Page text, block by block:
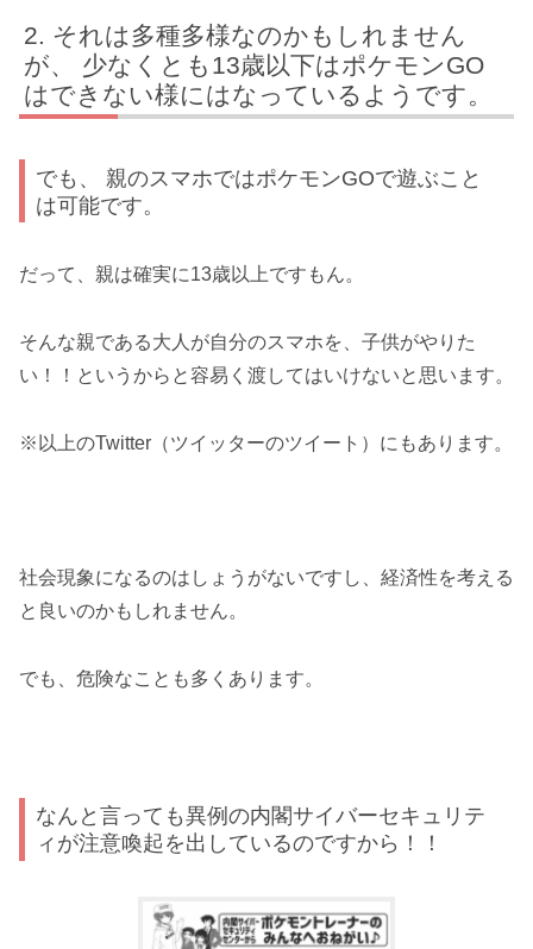
それは多種多様なのかもしれません
が、 少なくとも13歳以下はポケモンGO
はできない様にはなっているようです。
でも、 親のスマホではポケモンGOで遊ぶこと
は可能です。
だって、親は確実に13歳以上ですもん。
そんな親である大人が自分のスマホを、子供がやりた
い！！というからと容易く渡してはいけないと思います。
※以上のTwitter（ツイッターのツイート）にもあります。
社会現象になるのはしょうがないですし、経済性を考える
と良いのかもしれません。
でも、危険なことも多くあります。
なんと言っても異例の内閣サイバーセキュリテ
ィが注意喚起を出しているのですから！！